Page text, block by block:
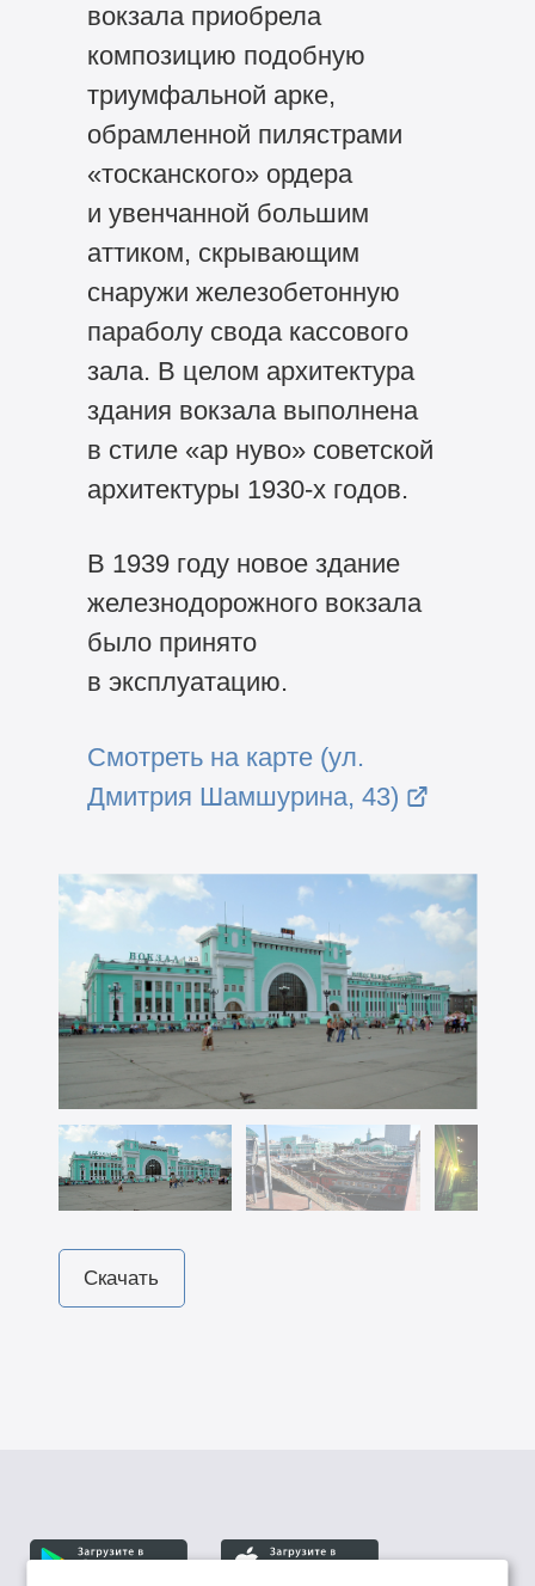
вокзала приобрела
композицию подобную
триумфальной арке,
обрамленной пилястрами
«тосканского» ордера
и увенчанной большим
аттиком, скрывающим
снаружи железобетонную
параболу свода кассового
зала. В целом архитектура
здания вокзала выполнена
в стиле «ар нуво» советской
архитектуры 1930-хгодов.
В 1939 году новое здание
железнодорожного вокзала
было принято
в эксплуатацию.
Смотреть на карте (ул.
Дмитрия Шамшурина, 43)
Скачать